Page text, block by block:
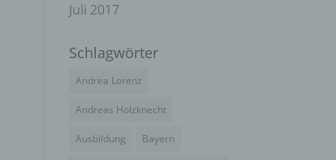
Juli 2017
Schlagwörter
Andrea Lorenz
Andreas Holzknecht
Ausbildung Bayern